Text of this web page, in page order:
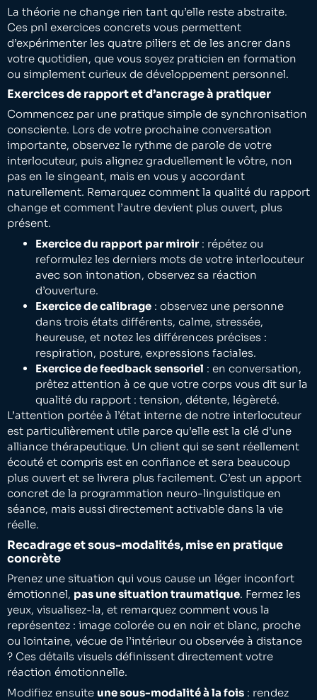
La théorie ne change rien tant qu’elle reste abstraite.
Ces pnl exercices concrets vous permettent
d’expérimenter les quatre piliers et de les ancrer dans
votre quotidien, que vous soyez praticien en formation
ou simplement curieux de développement personnel.
Exercices de rapport et d’ancrage à pratiquer
Commencez par une pratique simple de synchronisation
consciente. Lors de votre prochaine conversation
importante, observez le rythme de parole de votre
interlocuteur, puis alignez graduellement le vôtre, non
pas en le singeant, mais en vous y accordant
naturellement. Remarquez comment la qualité du rapport
change et comment l’autre devient plus ouvert, plus
présent.
Exercice du rapport par miroir: répétez ou
reformulez les derniers mots de votre interlocuteur
avec son intonation, observez sa réaction
d’ouverture.
Exercice de calibrage : observez une personne
dans trois états différents, calme, stressée,
heureuse, et notez les différences précises :
respiration, posture, expressions faciales.
Exercice de feedback sensoriel : en conversation,
prêtez attention à ce que votre corps vous dit sur la
qualité du rapport : tension, détente, légèreté.
L’attention portée à l’état interne de notre interlocuteur
est particulièrement utile parce qu’elle est la clé d’une
alliance thérapeutique. Un client qui se sent réellement
écouté et compris est en confiance et sera beaucoup
plus ouvert et se livrera plus facilement. C’est un apport
concret de la programmation neuro-linguistique en
séance, mais aussi directement activable dans la vie
réelle.
Recadrage et sous-modalités, mise en pratique
concrète
Prenez une situation qui vous cause un léger inconfort
émotionnel, pas une situation traumatique. Fermez les
yeux, visualisez-la, et remarquez comment vous la
représentez : image colorée ou en noir et blanc, proche
ou lointaine, vécue de l’intérieur ou observée à distance
? Ces détails visuels définissent directement votre
réaction émotionnelle.
Modifiez ensuite une sous-modalité à la fois : rendez